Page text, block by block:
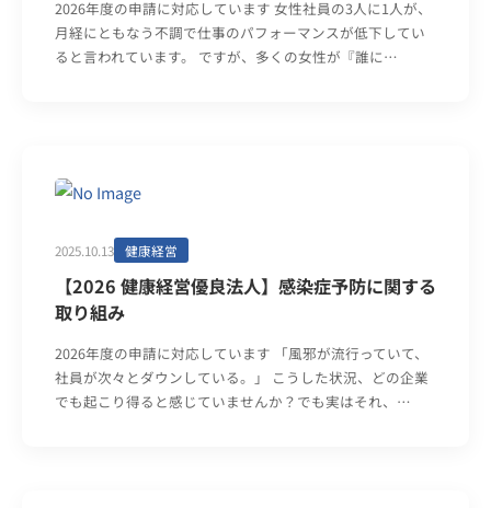
2026年度の申請に対応しています 女性社員の3人に1人が、
月経にともなう不調で仕事のパフォーマンスが低下してい
ると言われています。 ですが、多くの女性が『誰に…
2025.10.13 健康経営
【2026 健康経営優良法人】感染症予防に関する
取り組み
2026年度の申請に対応しています 「風邪が流行っていて、
社員が次々とダウンしている。」 こうした状況、どの企業
でも起こり得ると感じていませんか？でも実はそれ、…